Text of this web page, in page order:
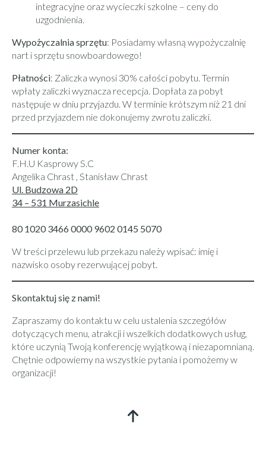
integracyjne oraz wycieczki szkolne – ceny do
uzgodnienia.
Wypożyczalnia sprzętu: Posiadamy własną wypożyczalnię
nart i sprzętu snowboardowego!
Płatności: Zaliczka wynosi 30% całości pobytu. Termin
wpłaty zaliczki wyznacza recepcja. Dopłata za pobyt
następuje w dniu przyjazdu. W terminie krótszym niż 21 dni
przed przyjazdem nie dokonujemy zwrotu zaliczki.
Numer konta:
F.H.U Kasprowy S.C
Angelika Chrast , Stanisław Chrast
Ul. Budzowa 2D
34 – 531 Murzasichle
80 1020 3466 0000 9602 0145 5070
W treści przelewu lub przekazu należy wpisać: imię i
nazwisko osoby rezerwującej pobyt.
Skontaktuj się z nami!
Zapraszamy do kontaktu w celu ustalenia szczegółów
dotyczących menu, atrakcji i wszelkich dodatkowych usług,
które uczynią Twoją konferencję wyjątkową i niezapomnianą.
Chętnie odpowiemy na wszystkie pytania i pomożemy w
organizacji!